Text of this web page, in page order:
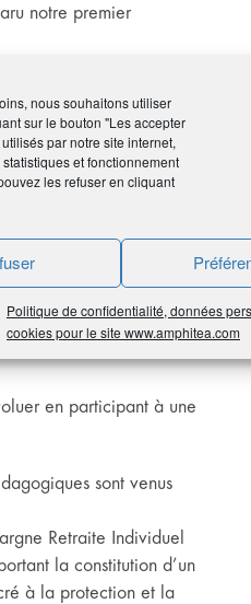
nous souhaitons utiliser
sur le bouton "Les accepter
par notre site internet,
et fonctionnement
les refuser en cliquant
Politique de confidentialité, données
cookies pour le site www.amphitea.com
notre premier
flashs
tenir compte de vos
lequel AMPHITÉA
encore
vous. Avec 205 000
site internet,AMPHITÉA
en participant à une
sont venus
Retraite Individuel
la constitution d’un
à la protection et la